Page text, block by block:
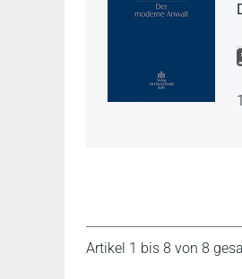
Artikel 1 bis 8 von 8